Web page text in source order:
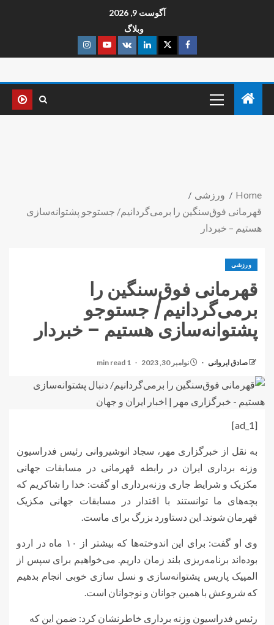
آگوست 9, 2026
وبلاگ
Home
ورزشی
قهرمانی فوق‌سنگین را برمی‌گردانیم/ جستوجو پشتوانه‌سازی
هستیم – خبردار
ورزشی
قهرمانی فوق‌سنگین را
برمی‌گردانیم/ جستوجو
پشتوانه‌سازی هستیم – خبردار
صادق ایروانی نوامبر 30, 2023 1 min read
[ad_1]
به نقل از خبرگزاری مهر، سجاد انوشیروانی رئیس فدراسیون
وزنه برداری ایران در رابطه قهرمانی در مسابقات جهانی
مکزیک و شرایط جاری وزنه‌برداری او گفت: خدا را شاکریم که
بچه‌های ما توانستند با اقتدار در مسابقات جهانی مکزیک
قهرمان شوند. این دستاورد بزرگ برای ماست.
وی او گفت: برای این اندوخته‌ها که بیشتر از ۱۰ ماه در اردو
بوده‌اند برنامه‌ریزی بلند زمان داریم. می‌خواهیم برای سپس از
المپیک پاریس پشتوانه‌سازی و نسل سازی خوبی انجام بدهیم
که شروعش با همین جوانان و نوجوانان است.
رئیس فدراسیون وزنه برداری خاطرنشان کرد: ضمن این که